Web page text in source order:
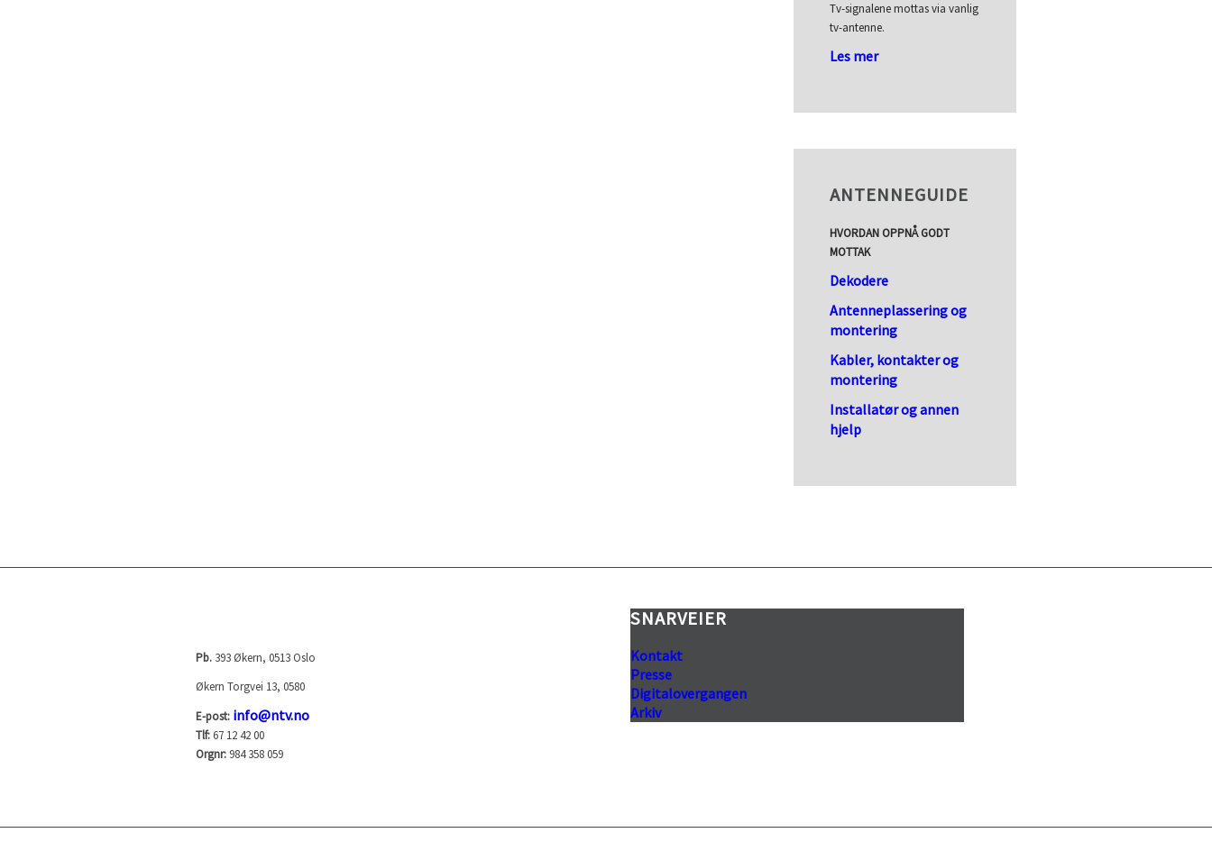
Tv-signalene mottas via vanlig
tv-antenne.
Les mer
ANTENNEGUIDE
HVORDAN OPPNÅ GODT
MOTTAK
Dekodere
Antenneplassering og
montering
Kabler, kontakter og
montering
Installatør og annen
hjelp
Pb. 393 Økern, 0513 Oslo
Økern Torgvei 13, 0580
E-post: info@ntv.no
Tlf: 67 12 42 00
Orgnr: 984 358 059
SNARVEIER
Kontakt
Presse
Digitalovergangen
Arkiv